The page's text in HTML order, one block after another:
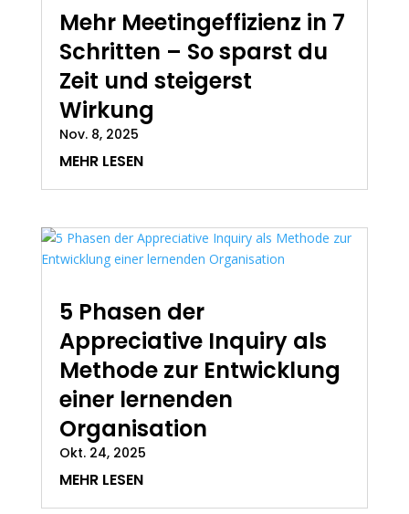
Mehr Meetingeffizienz in 7
Schritten – So sparst du
Zeit und steigerst
Wirkung
Nov. 8, 2025
MEHR LESEN
5 Phasen der
Appreciative Inquiry als
Methode zur Entwicklung
einer lernenden
Organisation
Okt. 24, 2025
MEHR LESEN